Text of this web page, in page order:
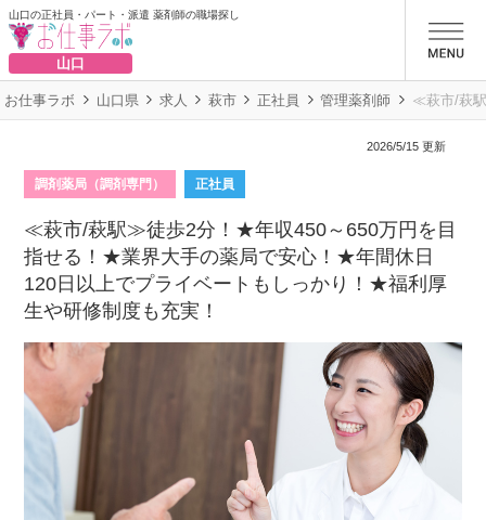
山口の正社員・パート・派遣 薬剤師の職場探し
山口
お仕事ラボ 山口県 求人 萩市 正社員 管理薬剤師 ≪萩市/萩
2026/5/15 更新
調剤薬局（調剤専門） 正社員
≪萩市/萩駅≫徒歩2分！★年収450～650万円を目
指せる！★業界大手の薬局で安心！★年間休日
120日以上でプライベートもしっかり！★福利厚
生や研修制度も充実！